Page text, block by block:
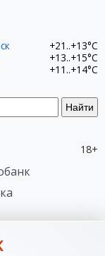
Найти
+21..+13°C
+13..+15°C
+11..+14°C
18+